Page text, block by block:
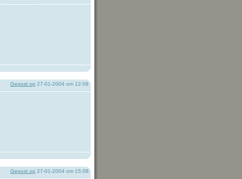
Gepost op 27-01-2004 om 12:08
Gepost op 27-01-2004 om 15:08